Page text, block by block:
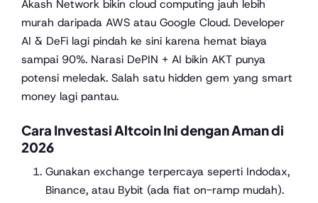
Akash Network bikin cloud computing jauh lebih
murah daripada AWS atau Google Cloud. Developer
AI & DeFi lagi pindah ke sini karena hemat biaya
sampai 90%. Narasi DePIN + AI bikin AKT punya
potensi meledak. Salah satu hidden gem yang smart
money lagi pantau.
Cara Investasi Altcoin Ini dengan Aman di
2026
Gunakan exchange terpercaya seperti Indodax,
Binance, atau Bybit (ada fiat on-ramp mudah).